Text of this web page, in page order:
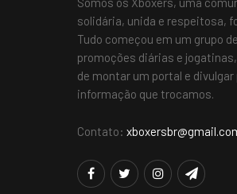
solidária, unida e respeitosa,
Tudo começou em um grupo
promoções diárias e
de montar um portal e
informação que trocamos.
Contato: